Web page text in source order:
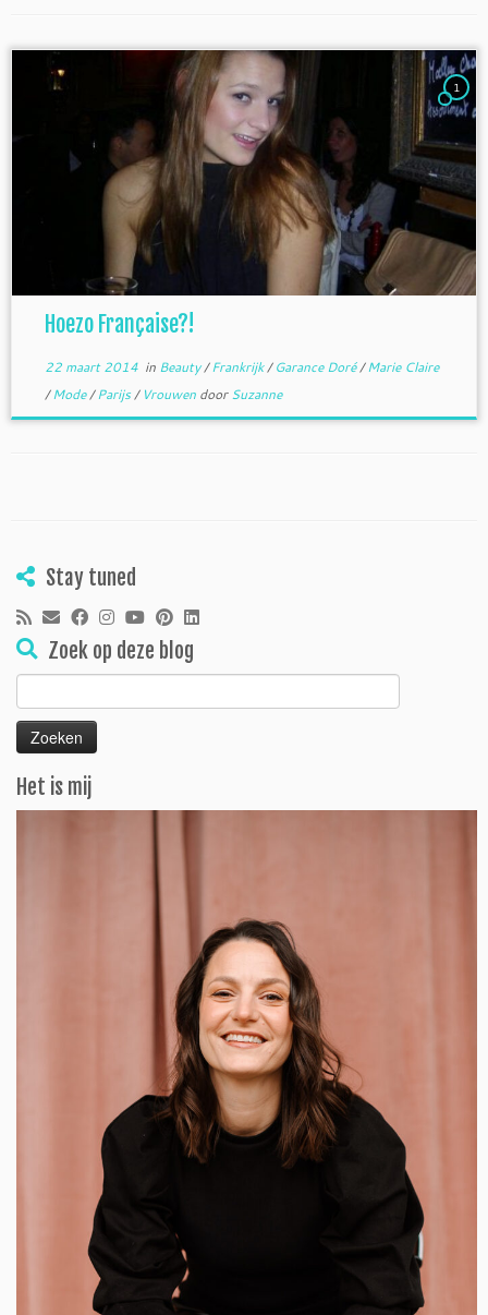
1
Hoezo Française?!
22 maart 2014in Beauty/Frankrijk/Garance Doré/Marie Claire
/Mode/Parijs/ Vrouwen doorSuzanne
Stay tuned
Zoek op deze blog
Zoeken
naar:
Het is mij